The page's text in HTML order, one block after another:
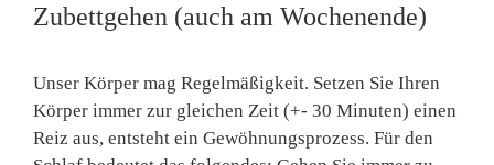
Zubettgehen (auch am Wochenende)
Unser Körper mag Regelmäßigkeit. Setzen Sie Ihren
Körper immer zur gleichen Zeit (+- 30 Minuten) einen
Reiz aus, entsteht ein Gewöhnungsprozess. Für den